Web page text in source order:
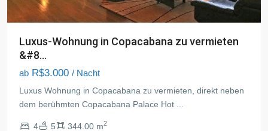
Luxus-Wohnung in Copacabana zu vermieten
&#8...
ab R$3.000 / Nacht
Luxus Wohnung in Copacabana zu vermieten, direkt neben
dem berühmten Copacabana Palace Hot
4 5 344.00 m2
Copacabana ,